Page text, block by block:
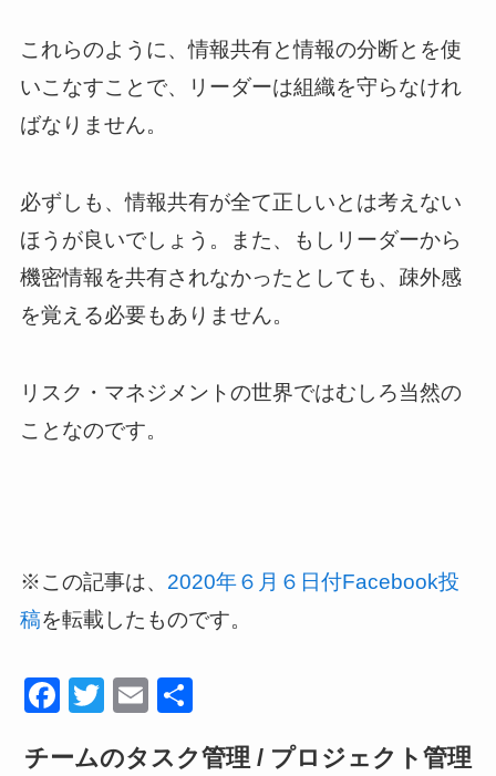
これらのように、情報共有と情報の分断とを使
いこなすことで、リーダーは組織を守らなけれ
ばなりません。
必ずしも、情報共有が全て正しいとは考えない
ほうが良いでしょう。また、もしリーダーから
機密情報を共有されなかったとしても、疎外感
を覚える必要もありません。
リスク・マネジメントの世界ではむしろ当然の
ことなのです。
※この記事は、
2020年６月６日付Facebook投
稿を転載したものです。
F
c
T
tt
E
ail
チームのタスク管理 / プロジェクト管理